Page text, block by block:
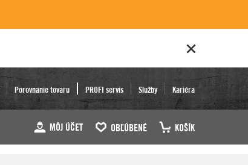
Porovnanie tovaru PROFI servis Služby Kariéra
MÔJ ÚČET OBĽÚBENÉ KOŠÍK